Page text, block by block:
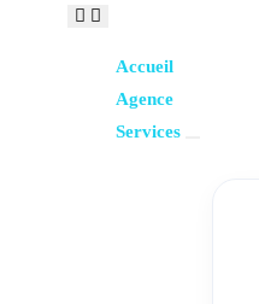
Accueil
Agence
Services